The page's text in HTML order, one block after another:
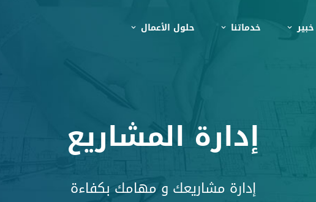
خدماتنا حلول الأعمال
إدارة المشاريع
إدارة مشاريعك و مهامك بكفاءة